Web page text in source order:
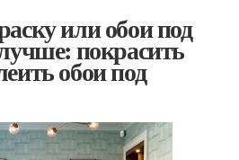
или обои под
покрасить
обои под